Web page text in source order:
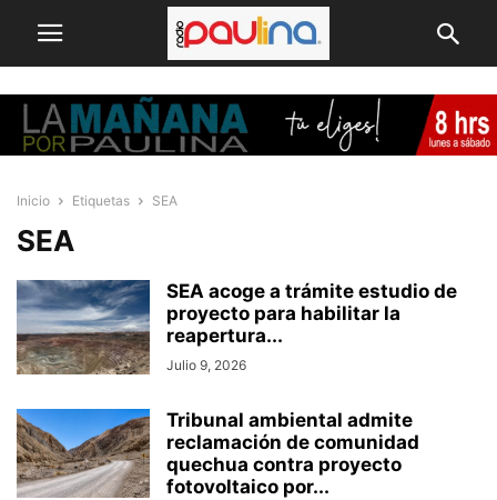
Inicio Etiquetas SEA
SEA
SEA acoge a trámite estudio de
proyecto para habilitar la
reapertura...
Julio 9, 2026
Tribunal ambiental admite
reclamación de comunidad
quechua contra proyecto
fotovoltaico por...